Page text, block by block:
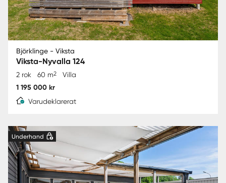
Björklinge - Viksta
Viksta-Nyvalla 124
2 rok 60 m2 Villa
1 195 000 kr
Varudeklarerat
Underhand